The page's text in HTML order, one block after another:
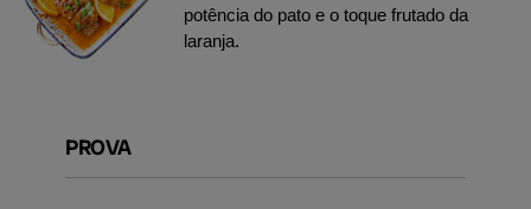
potência do pato e o toque frutado da
laranja.
PROVA